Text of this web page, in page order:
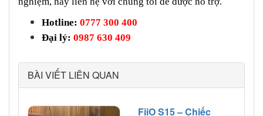
Hotline: 0777 300 400
Đại lý: 0987 630 409
BÀI VIẾT LIÊN QUAN
FiiO S15 – Chiếc